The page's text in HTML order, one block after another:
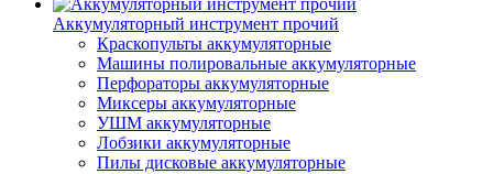
Аккумуляторный инструмент прочий
Краскопульты аккумуляторные
Машины полировальные аккумуляторные
Перфораторы аккумуляторные
Миксеры аккумуляторные
УШМ аккумуляторные
Лобзики аккумуляторные
Пилы дисковые аккумуляторные